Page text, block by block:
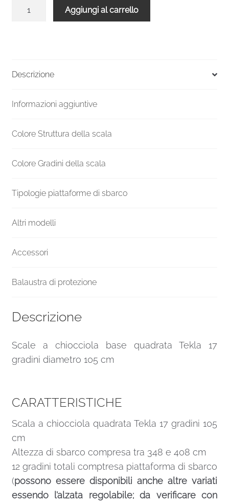
diametro
cm
Aggiungi al carrello
Descrizione
Informazioni aggiuntive
Colore Struttura della scala
Colore Gradini della scala
Tipologie piattaforme di sbarco
Altri modelli
Accessori
Balaustra di protezione
Descrizione
Scale a chiocciola base quadrata Tekla 17
gradini diametro 105 cm
CARATTERISTICHE
Scala a chiocciola quadrata Tekla 17 gradini 105
cm
Altezza di sbarco compresa tra 348 e 408 cm
12 gradini totali comptresa piattaforma di sbarco
(possono essere disponibili anche altre variati
essendo l’alzata regolabile; da verificare con